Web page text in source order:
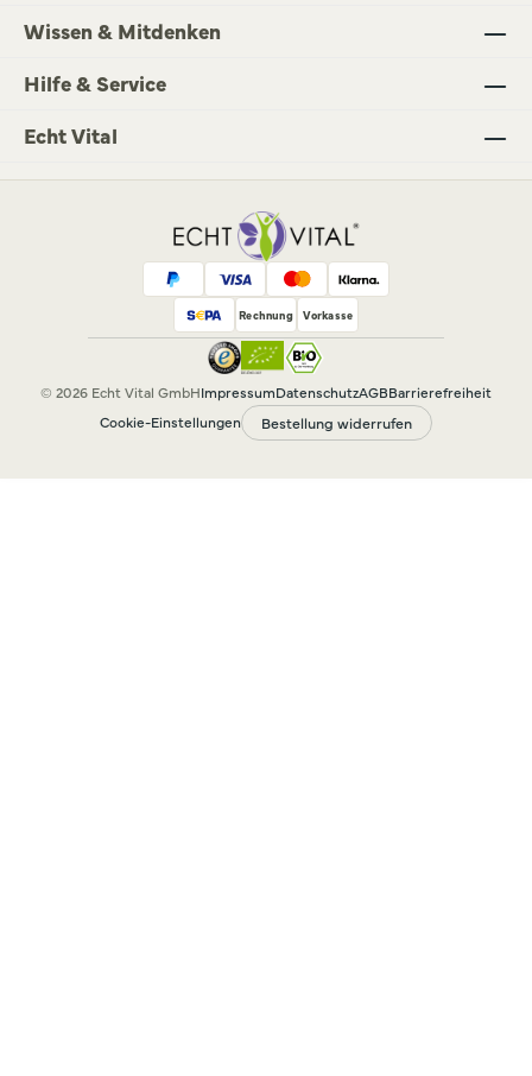
Wissen & Mitdenken
Hilfe & Service
Echt Vital
Rechnung Vorkasse
© 2026 Echt Vital GmbHImpressumDatenschutzAGBBarrierefreiheit
Cookie-Einstellungen
Bestellung widerrufen